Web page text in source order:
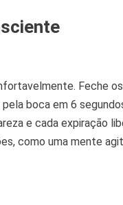
Feche
boca em 6
e cada expiração
como uma mente